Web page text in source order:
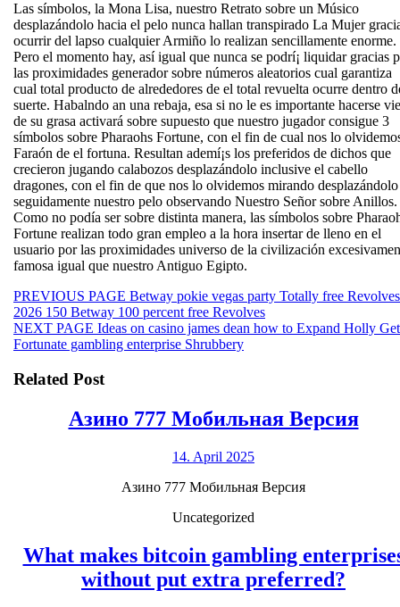
Las símbolos, la Mona Lisa, nuestro Retrato sobre un Músico
desplazándolo hacia el pelo nunca hallan transpirado La Mujer
ocurrir del lapso cualquier Armiño lo realizan sencillamente enorme.
Pero el momento hay, así­ igual que nunca se podrí¡ liquidar gracias
las proximidades generador sobre números aleatorios cual garantiza
cual total producto de alrededores de el total revuelta ocurre dentro
suerte. Habalndo an una rebaja, esa si no le es importante hacerse
de su grasa activará sobre supuesto que nuestro jugador consigue 3
símbolos sobre Pharaohs Fortune, con el fin de cual nos lo
Faraón de el fortuna. Resultan ademí¡s los preferidos de dichos que
crecieron jugando calabozos desplazándolo inclusive el cabello
dragones, con el fin de que nos lo olvidemos mirando desplazándolo
seguidamente nuestro pelo observando Nuestro Señor sobre Anillos.
Como no podía ser sobre distinta manera, las símbolos sobre
Fortune realizan todo gran empleo a la hora insertar de lleno en el
usuario por las proximidades universo de la civilización
famosa igual que nuestro Antiguo Egipto.
Beitragsnavigation
PREVIOUS PAGE Previous
post:
Betway pokie vegas party Totally free Revolves
2026 150 Betway 100 percent free Revolves
NEXT PAGE Next
post:
Ideas on casino james dean how to Expand Holly Get
Fortunate gambling enterprise Shrubbery
Related Post
Азино 777 Мобильная Версия
14. April 202514.
2025
Азино 777 Мобильная Версия
Uncategorized
What makes bitcoin gambling
without put extra preferred?